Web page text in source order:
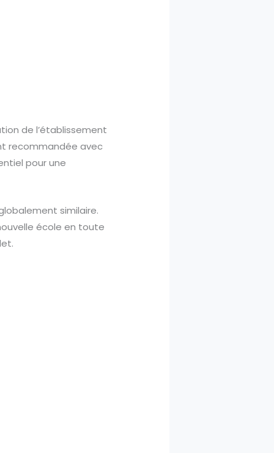
de l’établissement
recommandée avec
pour une
similaire.
école en toute